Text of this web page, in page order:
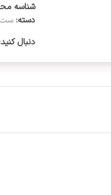
شناسه
دسته: ست
دنبال کنید: